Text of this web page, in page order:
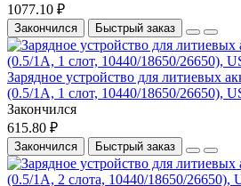
1077.10 ₽
Закончился Быстрый заказ
Зарядное устройство для литиевых
(0.5/1A, 1 слот, 10440/18650/26650),
Закончился
615.80 ₽
Закончился Быстрый заказ